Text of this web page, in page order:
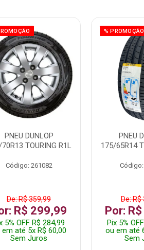
PNEU DUNLOP
TOURING R1L
Código: 261082
De: R$ 359,99
R$ 299,99
5% OFF R$ 284,99
até 5x R$ 60,00
Sem Juros
% PROMOÇÃO
PNEU
175/65R14
De: R$
Por:
Pix 5%
ou em até
Sem